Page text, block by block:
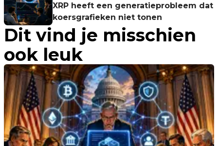
XRP heeft een generatieprobleem dat
koersgrafieken niet tonen
Dit vind je misschien
ook leuk